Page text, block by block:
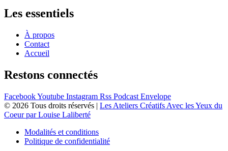
Les essentiels
À propos
Contact
Accueil
Restons connectés
FacebookYoutube Instagram Rss Podcast Envelope
© 2026 Tous droits réservés | Les Ateliers Créatifs Avec les Yeux du
Coeur par Louise Laliberté
Modalités et conditions
Politique de confidentialité